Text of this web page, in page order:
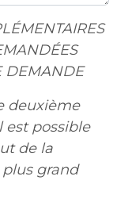
DEMANDE
deuxième
est possible
de la
grand